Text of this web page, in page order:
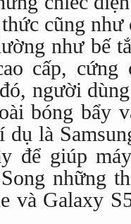
cũng như
như bế
cấp,
người
bóng bẩy
là
để giúp
những
và Galaxy